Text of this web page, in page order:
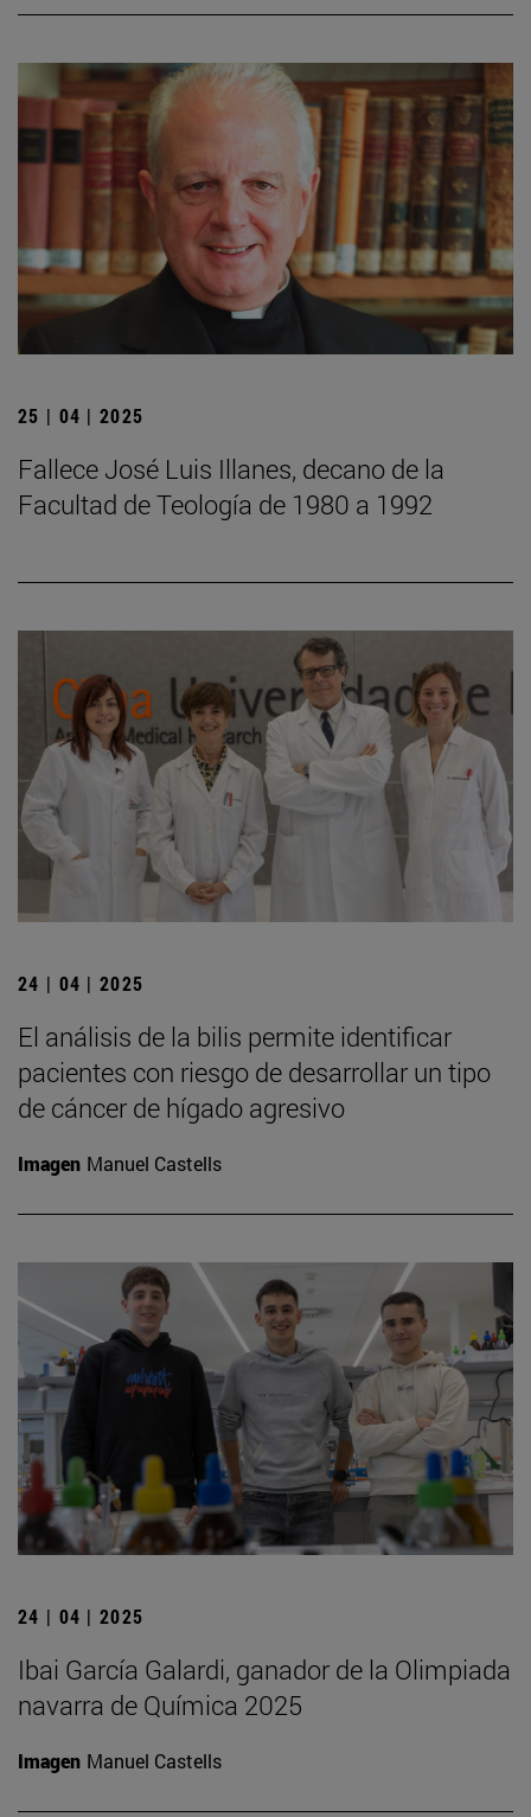
25 | 04 | 2025
Fallece José Luis Illanes, decano de la
Facultad de Teología de 1980 a 1992
24 | 04 | 2025
El análisis de la bilis permite identificar
pacientes con riesgo de desarrollar un tipo
de cáncer de hígado agresivo
Imagen Manuel Castells
24 | 04 | 2025
Ibai García Galardi, ganador de la Olimpiada
navarra de Química 2025
Imagen Manuel Castells